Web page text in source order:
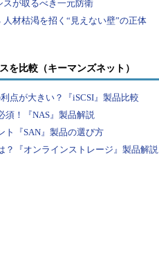
を比較（キーマンズネット）
点が大きい？『iSCSI』製品比較
須！『NAS』製品解説
ト『SAN』製品の選び方
？『オンラインストレージ』製品解説